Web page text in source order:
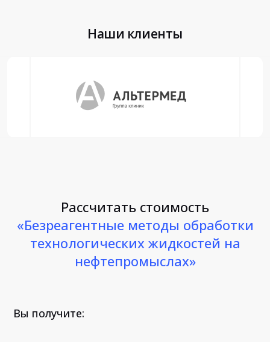
Наши клиенты
Рассчитать стоимость
«Безреагентные методы обработки
технологических жидкостей на
нефтепромыслах»
Вы получите: